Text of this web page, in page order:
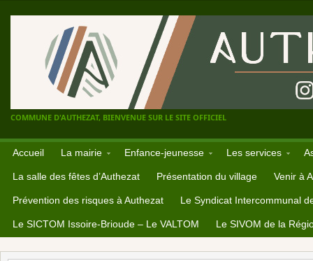
COMMUNE D'AUTHEZAT, BIENVENUE SUR LE SITE OFFICIEL
Accueil La mairie Enfance-jeunesse Les services
La salle des fêtes d’Authezat Présentation du village Venir à
Prévention des risques à Authezat Le Syndicat Intercommunal
Le SICTOM Issoire-Brioude – Le VALTOM Le SIVOM de la